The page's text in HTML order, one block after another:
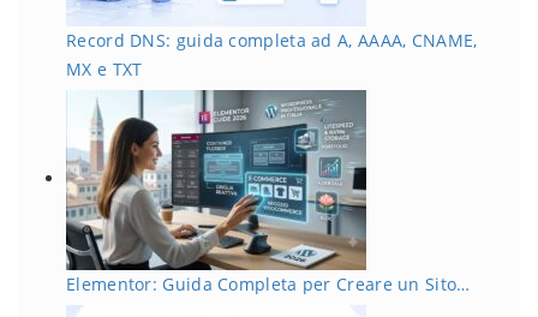
Record DNS: guida completa ad A, AAAA, CNAME,
MX e TXT
Elementor: Guida Completa per Creare un Sito…